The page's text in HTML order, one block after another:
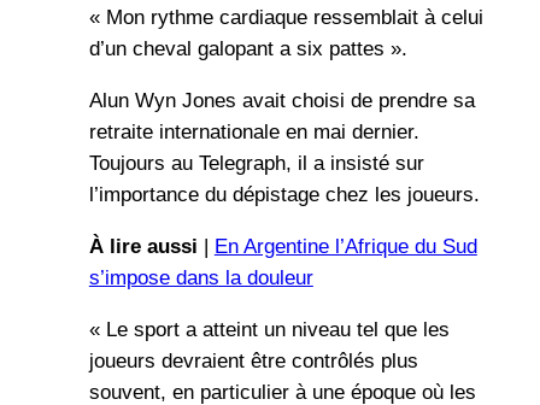
« Mon rythme cardiaque ressemblait à celui
d’un cheval galopant a six pattes ».
Alun Wyn Jones avait choisi de prendre sa
retraite internationale en mai dernier.
Toujours au Telegraph, il a insisté sur
l’importance du dépistage chez les joueurs.
À lire aussi | En Argentine l’Afrique du Sud
s’impose dans la douleur
« Le sport a atteint un niveau tel que les
joueurs devraient être contrôlés plus
souvent, en particulier à une époque où les